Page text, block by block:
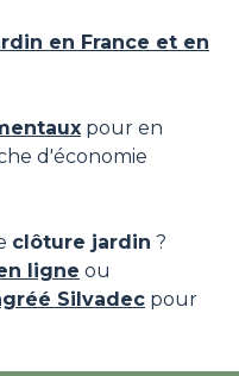
en France et en
pour en
d'économie
clôture jardin ?
ligne ou
Silvadec pour